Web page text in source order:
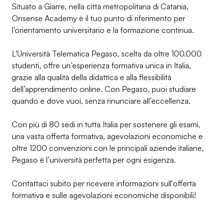
Situato a Giarre, nella città metropolitana di Catania,
Onsense Academy è il tuo punto di riferimento per
l’orientamento universitario e la formazione continua.
L'Università Telematica Pegaso, scelta da oltre 100.000
studenti, offre un’esperienza formativa unica in Italia,
grazie alla qualità della didattica e alla flessibilità
dell’apprendimento online. Con Pegaso, puoi studiare
quando e dove vuoi, senza rinunciare all’eccellenza.
Con più di 80 sedi in tutta Italia per sostenere gli esami,
una vasta offerta formativa, agevolazioni economiche e
oltre 1200 convenzioni con le principali aziende italiane,
Pegaso è l’università perfetta per ogni esigenza.
Contattaci subito per ricevere informazioni sull'offerta
formativa e sulle agevolazioni economiche disponibili!